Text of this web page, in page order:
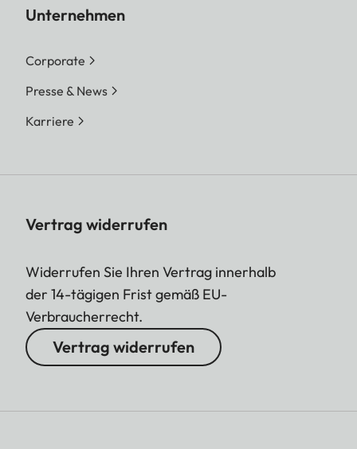
Unternehmen
Corporate
Presse & News
Karriere
Vertrag widerrufen
Widerrufen Sie Ihren Vertrag innerhalb
der 14-tägigen Frist gemäß EU-
Verbraucherrecht.
Vertrag widerrufen